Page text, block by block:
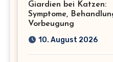
Giardien bei Katzen:
Symptome,
Vorbeugung
10. August 2026